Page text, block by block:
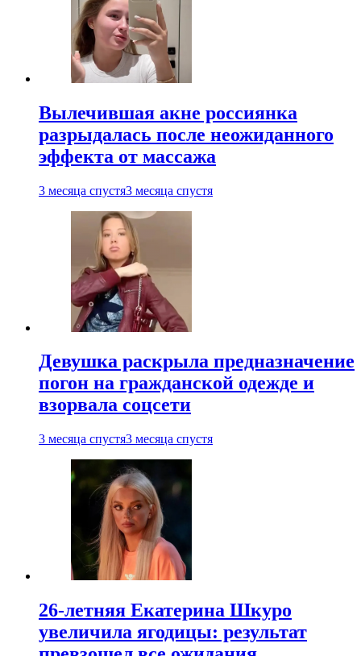
Вылечившая акне россиянка
разрыдалась после неожиданного
эффекта от массажа
3 месяца спустя3 месяца спустя
Девушка раскрыла предназначение
погон на гражданской одежде и
взорвала соцсети
3 месяца спустя3 месяца спустя
26-летняя Екатерина Шкуро
увеличила ягодицы: результат